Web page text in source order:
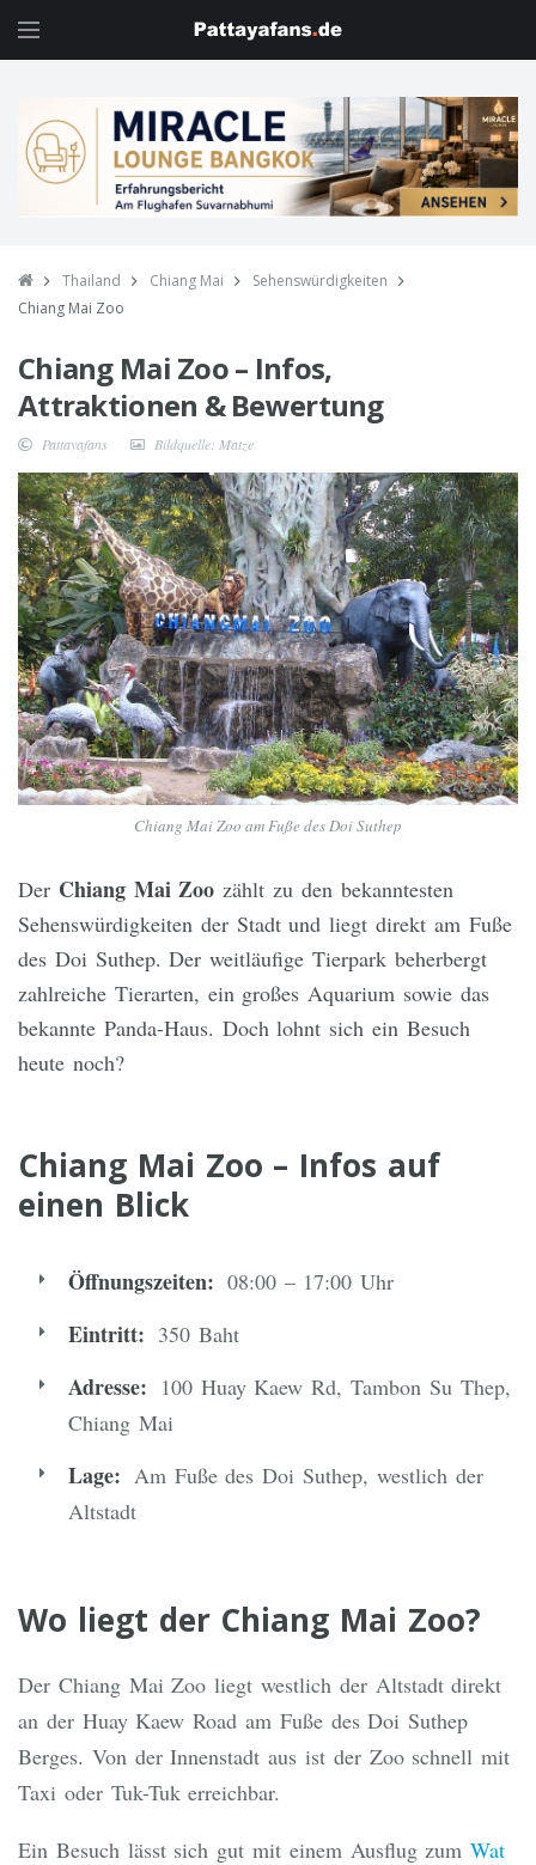
Thailand Chiang Mai
Sehenswürdigkeiten
Chiang Mai Zoo
Chiang Mai Zoo – Infos,
Attraktionen & Bewertung
Pattayafans Bildquelle: Matze
Chiang Mai Zoo am Fuße des Doi Suthep
Der Chiang Mai Zoo zählt zu den bekanntesten
Sehenswürdigkeiten der Stadt und liegt direkt am Fuße
des Doi Suthep. Der weitläufige Tierpark beherbergt
zahlreiche Tierarten, ein großes Aquarium sowie das
bekannte Panda-Haus. Doch lohnt sich ein Besuch
heute noch?
Chiang Mai Zoo – Infos auf
einen Blick
Öffnungszeiten: 08:00 – 17:00 Uhr
Eintritt: 350 Baht
Adresse: 100 Huay Kaew Rd, Tambon Su Thep,
Chiang Mai
Lage: Am Fuße des Doi Suthep, westlich der
Altstadt
Wo liegt der Chiang Mai Zoo?
Der Chiang Mai Zoo liegt westlich der Altstadt direkt
an der Huay Kaew Road am Fuße des Doi Suthep
Berges. Von der Innenstadt aus ist der Zoo schnell mit
Taxi oder Tuk-Tuk erreichbar.
Ein Besuch lässt sich gut mit einem Ausflug zumWat